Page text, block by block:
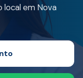
local em Nova